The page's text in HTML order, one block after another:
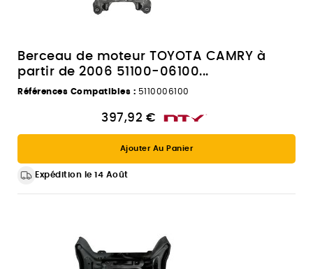
Berceau de moteur TOYOTA CAMRY à
partir de 2006 51100-06100...
Références Compatibles : 5110006100
397,92 €
Ajouter Au Panier
Expédition le 14 Août